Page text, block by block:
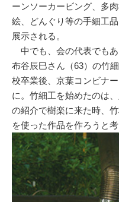
ーンソーカービング、多
絵、どんぐり等の手細工
展示される。
中でも、会の代表でも
布谷辰巳さん（63）の竹
校卒業後、京葉コンビナ
に。竹細工を始めたのは
の紹介で樹楽に来た時、
を使った作品を作ろうと